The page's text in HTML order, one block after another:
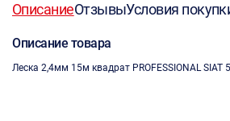
ОписаниеОтзывыУсловия
Описание товара
Леска 2,4мм 15м квадрат PROFESSIONAL SIAT